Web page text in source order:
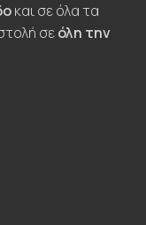
και σε όλα τα
σεόλη την